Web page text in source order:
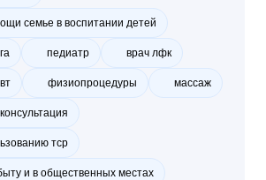
семье в воспитании детей
педиатр врач лфк
физиопроцедуры массаж
тср
и в общественных местах